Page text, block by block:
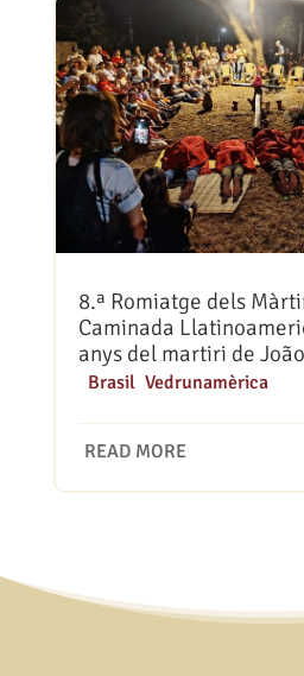
8.ª Romiatge dels
Caminada
anys del martiri de
Brasil, Vedrunamèrica
READ MORE